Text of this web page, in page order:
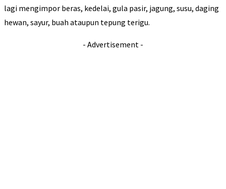
lagi mengimpor beras, kedelai, gula pasir, jagung, susu, daging
hewan, sayur, buah ataupun tepung terigu.
- Advertisement -